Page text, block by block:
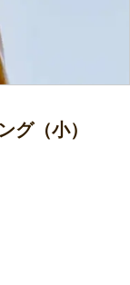
グ（小）